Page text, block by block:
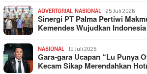
ADVERTORIAL, NASIONAL 25 Juli 2026
Sinergi PT Palma Pertiwi
Kemendes Wujudkan
NASIONAL 19 Juli 2026
Gara-gara Ucapan “Lu Punya
Kecam Sikap Merendahkan